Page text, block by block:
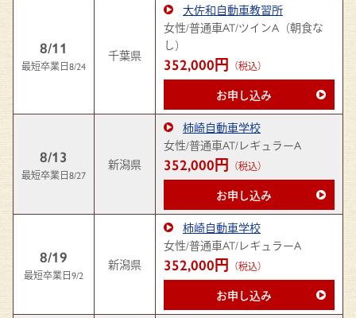
8/11
最短卒業日8/24
千葉県
大佐和自動車教習所
女性/普通車AT/ツインA（朝食な
し）
352,000円 （税込）
お申し込み
8/13
最短卒業日8/27
新潟県
柿崎自動車学校
女性/普通車AT/レギュラーA
352,000円 （税込）
お申し込み
8/19
最短卒業日9/2
新潟県
柿崎自動車学校
女性/普通車AT/レギュラーA
352,000円 （税込）
お申し込み